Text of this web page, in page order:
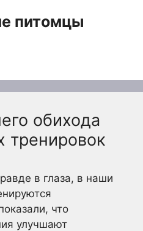
питомцы
обихода
тренировок
в глаза, в наши
что
улучшают